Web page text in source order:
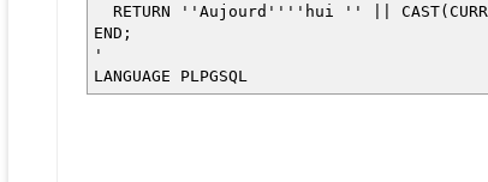
RETURN ''Aujourd''''hui '' ||
END;
'
LANGUAGE PLPGSQL